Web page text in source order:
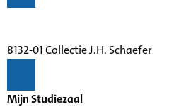
8132-01 Collectie J.H. Schaefer
Mijn Studiezaal